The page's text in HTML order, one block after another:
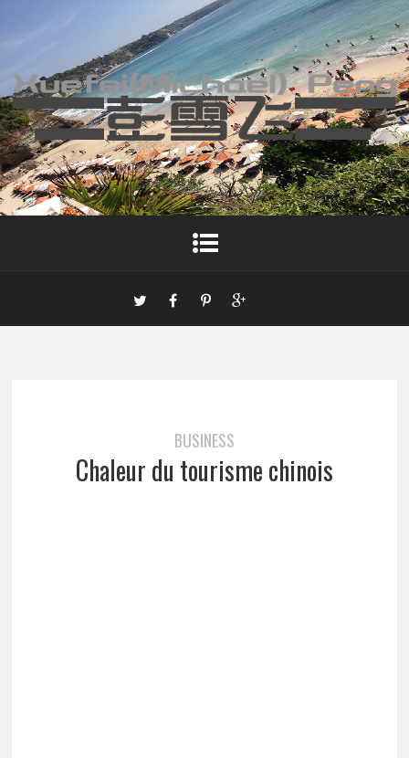
BUSINESS
Chaleur du tourisme chinois